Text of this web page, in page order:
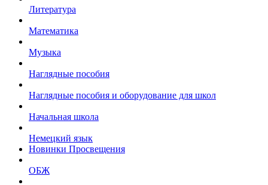
Литература
Математика
Музыка
Наглядные пособия
Наглядные пособия и оборудование для школ
Начальная школа
Немецкий язык
Новинки Просвещения
ОБЖ